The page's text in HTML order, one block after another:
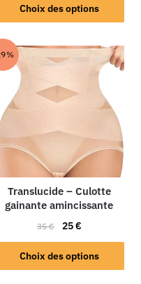
Choix des options
Translucide – Culotte
gainante amincissante
35€ 25€
Choix des options